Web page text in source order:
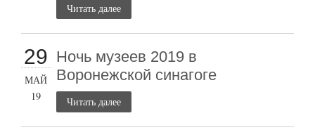
Читать далее
29
МАЙ
19
Ночь музеев 2019 в
Воронежской синагоге
Читать далее